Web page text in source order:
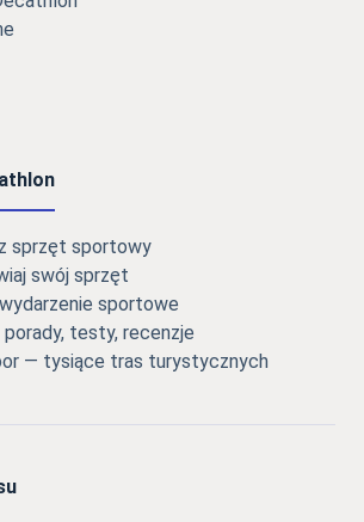
sprzęt sportowy
swój sprzęt
sportowe
testy, recenzje
— tysiące tras turystycznych